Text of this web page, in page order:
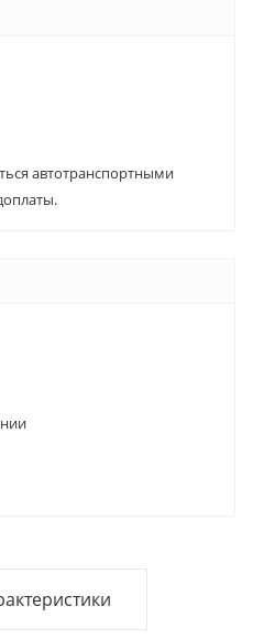
автотранспортными